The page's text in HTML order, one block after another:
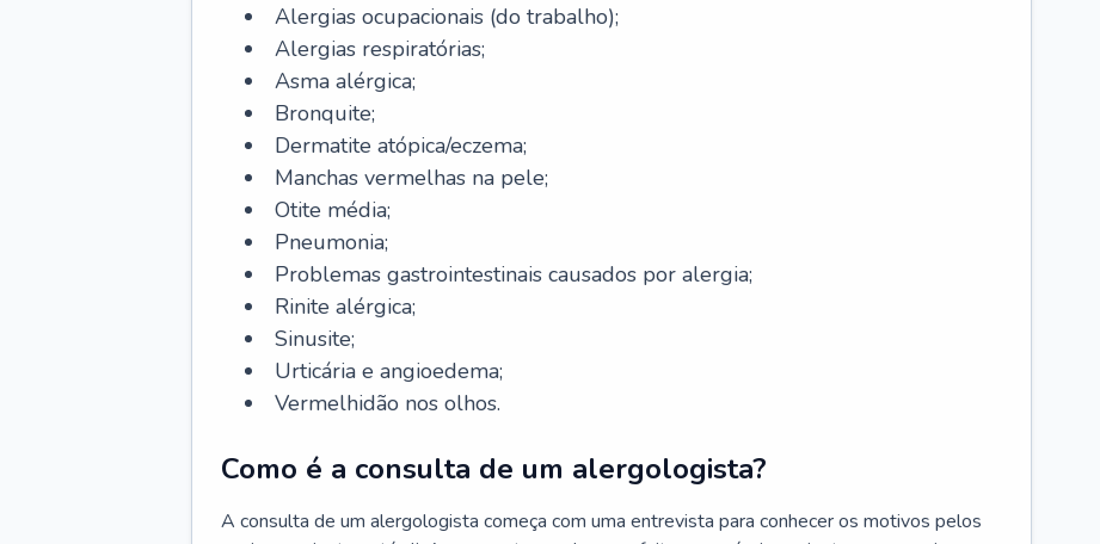
Alergias ocupacionais (do trabalho);
Alergias respiratórias;
Asma alérgica;
Bronquite;
Dermatite atópica/eczema;
Manchas vermelhas na pele;
Otite média;
Pneumonia;
Problemas gastrointestinais causados por alergia;
Rinite alérgica;
Sinusite;
Urticária e angioedema;
Vermelhidão nos olhos.
Como é a consulta de um alergologista?
A consulta de um alergologista começa com uma entrevista para conhecer os motivos pelos